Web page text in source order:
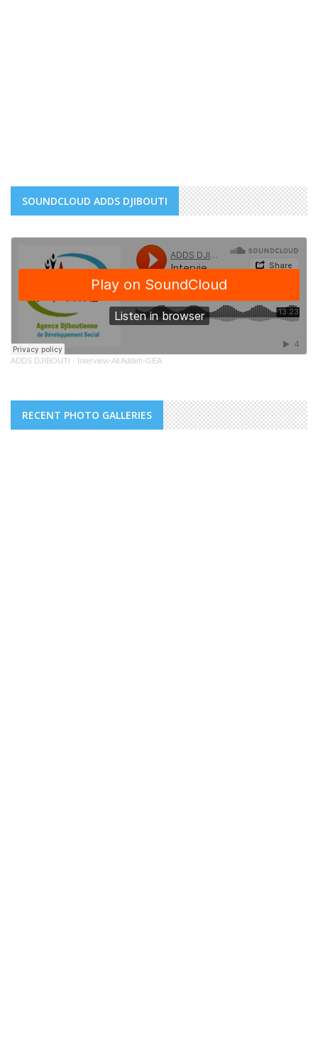
SOUNDCLOUD ADDS DJIBOUTI
ADDS DJIBOUTI · Interview-Ali Addeh-GEA
RECENT PHOTO GALLERIES